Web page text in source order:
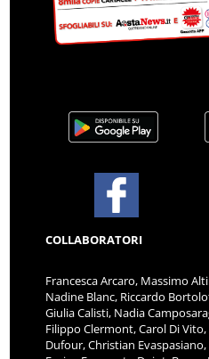
COLLABORATORI
Francesca Arcaro, Massimo
Nadine Blanc, Riccardo
Giulia Calisti, Nadia
Filippo Clermont, Carol Di
Dufour, Christian